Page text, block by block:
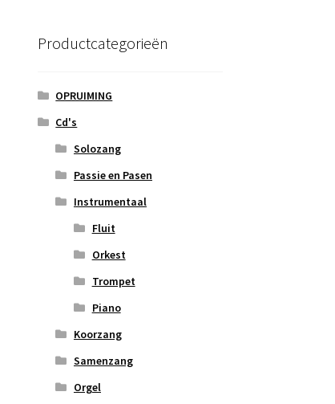
Productcategorieën
OPRUIMING
Cd's
Solozang
Passie en Pasen
Instrumentaal
Fluit
Orkest
Trompet
Piano
Koorzang
Samenzang
Orgel